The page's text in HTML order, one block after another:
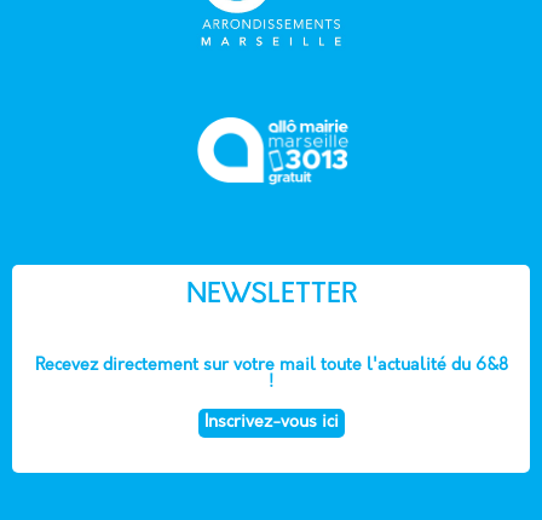
NEWSLETTER
Recevez directement sur votre mail toute l'actualité du 6&8
!
Inscrivez-vous ici